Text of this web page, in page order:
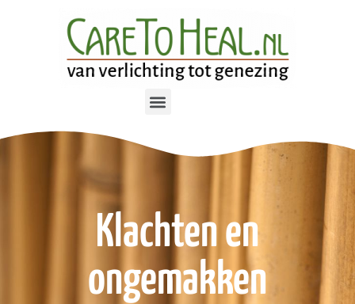
Klachten en
ongemakken